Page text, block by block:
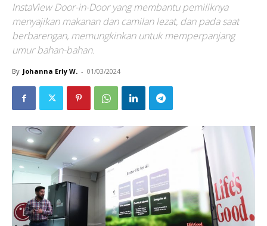
InstaView Door-in-Door yang membantu pemiliknya
menyajikan makanan dan camilan lezat, dan pada saat
berbarengan, memungkinkan untuk memperpanjang
umur bahan-bahan.
By Johanna Erly W. - 01/03/2024